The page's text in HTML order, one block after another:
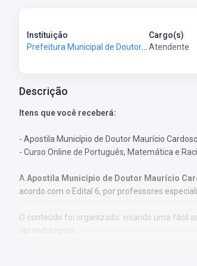
Instituição
Prefeitura Municipal de Doutor Maurício Cardoso-RS - Prefeitura de Doutor Maurício Cardoso - RS
Cargo(s)
Atendente
Descrição
Itens que você receberá:
- Apostila Município de Doutor Maurício
- Curso Online de Português, Matemática e
A Apostila Município de Doutor Maurício
acordo com o Edital 6, por professores
O conteúdo foi organizado, visando uma fácil
aprendizagem.